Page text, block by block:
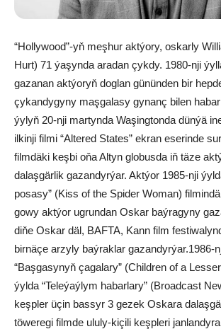
“Hollywood”-yň meşhur aktýory, oskarly
Hurt) 71 ýaşynda aradan çykdy. 1980-nji
gazanan aktýoryň doglan gününden bir
çykandygyny maşgalasy gynanç bilen
ýylyň 20-nji martynda Waşingtonda dünýä
ilkinji filmi “Altered States” ekran eserinde
filmdäki keşbi oňa Altyn globusda iň täze
dalaşgärlik gazandyrýar. Aktýor 1985-nji
posasy” (Kiss of the Spider Woman)
gowy aktýor ugrundan Oskar baýragyny
diňe Oskar däl, BAFTA, Kann film
birnäçe arzyly baýraklar gazandyrýar.1986-
“Başgasynyň çagalary” (Children of a
ýylda “Teleýaýlym habarlary” (Broadcast
keşpler üçin bassyr 3 gezek Oskara
töweregi filmde ululy-kiçili keşpleri